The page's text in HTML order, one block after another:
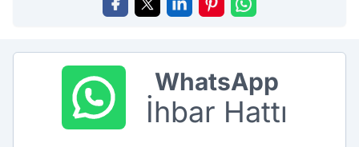
WhatsApp
İhbar Hattı